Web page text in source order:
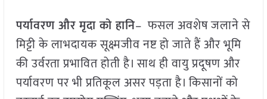
पर्यावरण और मृदा को हानि– फसल अवशेष जलाने से
मिट्टी के लाभदायक सूक्ष्मजीव नष्ट हो जाते हैं और भूमि
की उर्वरता प्रभावित होती है। साथ ही वायु प्रदूषण और
पर्यावरण पर भी प्रतिकूल असर पड़ता है। किसानों को